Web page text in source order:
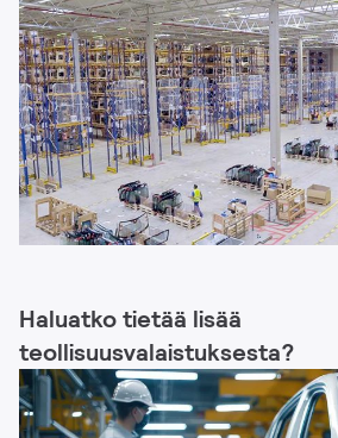
Haluatko tietää lisää
teollisuusvalaistuksesta?